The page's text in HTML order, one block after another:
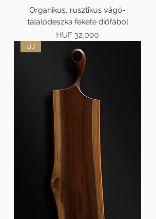
Organikus, rusztikus vágó-
tálalódeszka fekete diófából
Price
HUF 32,000
ÚJ